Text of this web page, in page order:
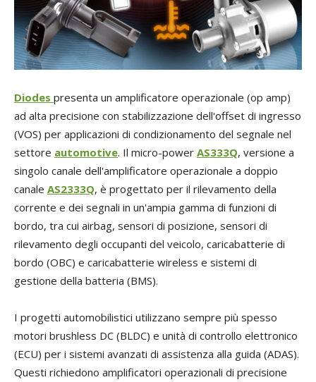
Diodes presenta un amplificatore operazionale (op amp)
ad alta precisione con stabilizzazione dell'offset di ingresso
(VOS) per applicazioni di condizionamento del segnale nel
settore automotive. Il micro-power AS333Q, versione a
singolo canale dell'amplificatore operazionale a doppio
canale AS2333Q, è progettato per il rilevamento della
corrente e dei segnali in un'ampia gamma di funzioni di
bordo, tra cui airbag, sensori di posizione, sensori di
rilevamento degli occupanti del veicolo, caricabatterie di
bordo (OBC) e caricabatterie wireless e sistemi di
gestione della batteria (BMS).
I progetti automobilistici utilizzano sempre più spesso
motori brushless DC (BLDC) e unità di controllo elettronico
(ECU) per i sistemi avanzati di assistenza alla guida (ADAS).
Questi richiedono amplificatori operazionali di precisione